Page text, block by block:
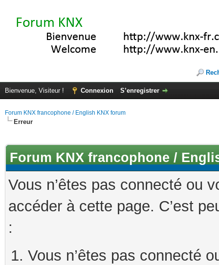
Bienvenue, Visiteur ! Connexion S’enregistrer
Forum KNX francophone / English KNX forum
Erreur
Forum KNX francophone /
Vous n’êtes pas connecté ou
accéder à cette page. C’est
:
Vous n’êtes pas connecté